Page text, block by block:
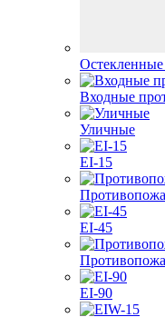
Входные
Уличные
EI-15
EI-45
EI-90